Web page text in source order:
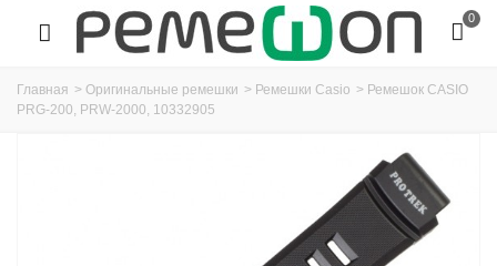
0
Главная > Оригинальные ремешки > Ремешки Casio > Ремешок CASIO
PRG-200, PRW-2000, 10332905